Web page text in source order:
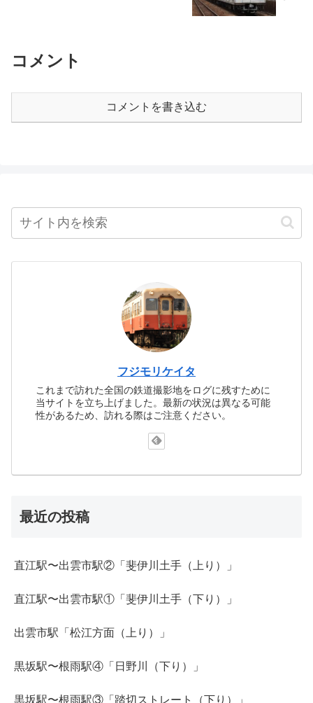
コメント
コメントを書き込む
フジモリケイタ
これまで訪れた全国の鉄道撮影地をログに残すために
当サイトを立ち上げました。最新の状況は異なる可能
性があるため、訪れる際はご注意ください。
最近の投稿
直江駅〜出雲市駅②「斐伊川土手（上り）」
直江駅〜出雲市駅①「斐伊川土手（下り）」
出雲市駅「松江方面（上り）」
黒坂駅〜根雨駅④「日野川（下り）」
黒坂駅〜根雨駅③「踏切ストレート（下り）」